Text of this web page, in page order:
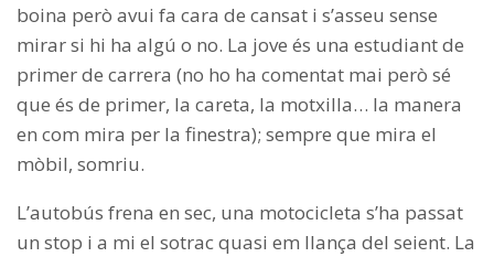
boina però avui fa cara de cansat i s’asseu sense
mirar si hi ha algú o no. La jove és una estudiant de
primer de carrera (no ho ha comentat mai però sé
que és de primer, la careta, la motxilla… la manera
en com mira per la finestra); sempre que mira el
mòbil, somriu.
L’autobús frena en sec, una motocicleta s’ha passat
un stop i a mi el sotrac quasi em llança del seient. La